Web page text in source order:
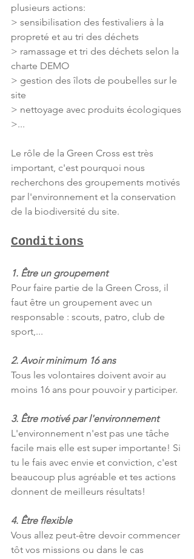
plusieurs actions:
> sensibilisation des festivaliers à la
propreté et au tri des déchets
> ramassage et tri des déchets selon la
charte DEMO
> gestion des îlots de poubelles sur le
site
> nettoyage avec produits écologiques
>...
Le rôle de la Green Cross est très
important, c'est pourquoi nous
recherchons des groupements motivés
par l'environnement et la conservation
de la biodiversité du site.
Conditions
1. Être un groupement
Pour faire partie de la Green Cross, il
faut être un groupement avec un
responsable : scouts, patro, club de
sport,...
2. Avoir minimum 16 ans
Tous les volontaires doivent avoir au
moins 16 ans pour pouvoir y participer.
3. Être motivé par l'environnement
L'environnement n'est pas une tâche
facile mais elle est super importante! Si
tu le fais avec envie et conviction, c'est
beaucoup plus agréable et tes actions
donnent de meilleurs résultats!
4. Être flexible
Vous allez peut-être devoir commencer
tôt vos missions ou dans le cas